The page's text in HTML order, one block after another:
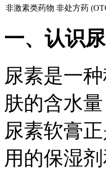
非激素类药物 非处方药
一、认识
尿素是一
肤的含水
尿素软膏
用的保湿